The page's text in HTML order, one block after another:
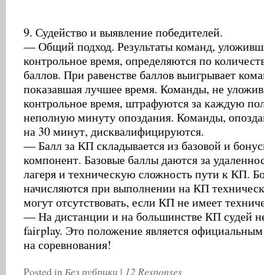
9. Судейство и выявление победителей.
— Общий подход. Результаты команд,
контрольное время, определяются по
баллов. При равенстве баллов выигрывает
показавшая лучшее время. Команды, не
контрольное время, штрафуются за каждую
неполную минуту опоздания. Команды,
на 30 минут, дисквалифицируются.
— Балл за КП складывается из базовой и
компонент. Базовые баллы даются за
лагеря и техническую сложность пути к КП.
начисляются при выполнении на КП
могут отсутствовать, если КП не имеет
— На дистанции и на большинстве КП судей
fairplay. Это положение является
на соревнования!
Posted inБез рубрики | 12 Responses